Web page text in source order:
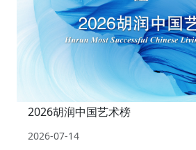
2026胡润中国艺术榜
2026-07-14